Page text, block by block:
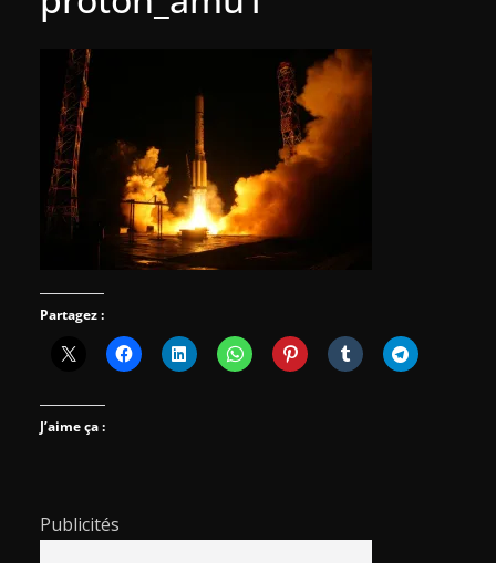
Partagez :
J’aime ça :
Publicités